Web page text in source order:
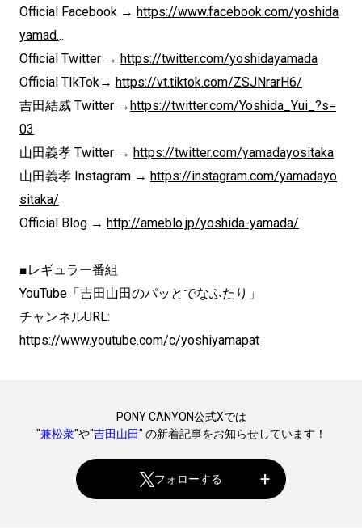
Official Facebook → https://www.facebook.com/yoshida
yamad...
Official Twitter → https://twitter.com/yoshidayamada
Official TIkTok→ https://vt.tiktok.com/ZSJNrarH6/
吉田結威 Twitter →https://twitter.com/Yoshida_Yui_?s=
03
山田義孝 Twitter → https://twitter.com/yamadayositaka
山田義孝 Instagram → https://instagram.com/yamadayo
sitaka/
Official Blog → http://ameblo.jp/yoshida-yamada/
■レギュラー番組
YouTube「吉田山田のパッとでなふたり」
チャンネルURL:
https://www.youtube.com/c/yoshiyamapat
PONY CANYON公式Xでは
"兼松衆"や"吉田山田" の新着記事をお知らせしています！
フォローする